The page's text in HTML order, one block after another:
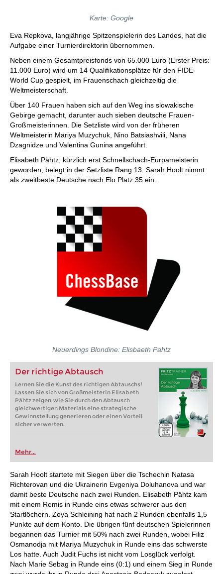
Karte: Google
Eva Repkova, langjährige Spitzenspielerin des Landes, hat die
Aufgabe einer Turnierdirektorin übernommen.
Neben einem Gesamtpreisfonds von 65.000 Euro (Erster Preis:
11.000 Euro) wird um 14 Qualifikationsplätze für den FIDE-
World Cup gespielt, im Frauenschach gleichzeitig die
Weltmeisterschaft.
Über 140 Frauen haben sich auf den Weg ins slowakische
Gebirge gemacht, darunter auch sieben deutsche Frauen-
Großmeisterinnen. Die Setzliste wird von der früheren
Weltmeisterin Mariya Muzychuk, Nino Batsiashvili, Nana
Dzagnidze und Valentina Gunina angeführt.
Elisabeth Pähtz, kürzlich erst Schnellschach-Eurpameisterin
geworden, belegt in der Setzliste Rang 13. Sarah Hoolt nimmt
als zweitbeste Deutsche nach Elo Platz 35 ein.
Neuerdings Blondine: Elisbaeth Pahtz
Der richtige Abtausch
Lernen Sie die Kunst des richtigen Abtauschs!
Lassen Sie sich von Großmeisterin Elisabeth
Pähtz zeigen, wie Sie durch den Abtausch
gleichwertigen Materials eine strategische
Gewinnstellung generieren oder einen Vorteil
sicher verwerten.
Mehr...
Sarah Hoolt startete mit Siegen über die Tschechin Natasa
Richterovan und die Ukrainerin Evgeniya Doluhanova und war
damit beste Deutsche nach zwei Runden. Elisabeth Pähtz kam
mit einem Remis in Runde eins etwas schwerer aus den
Startlöchern. Zoya Schleining hat nach 2 Runden ebenfalls 1,5
Punkte auf dem Konto. Die übrigen fünf deutschen Spielerinnen
begannen das Turnier mit 50% nach zwei Runden, wobei Filiz
Osmanodja mit Mariya Muzychuk in Runde eins das schwerste
Los hatte. Auch Judit Fuchs ist nicht vom Losglück verfolgt.
Nach Marie Sebag in Runde eins (0:1) und einem Sieg in Runde